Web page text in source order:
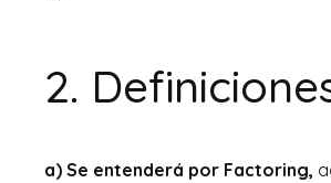
2.
a) Se entenderá por Factoring,